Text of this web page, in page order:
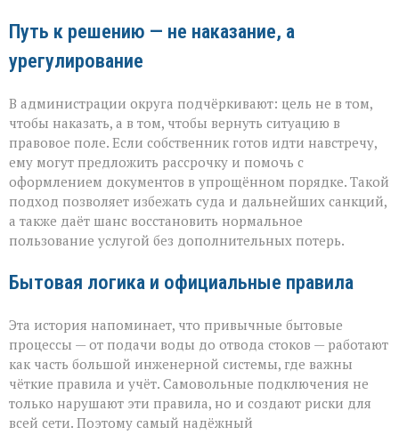
Путь к решению — не наказание, а
урегулирование
В администрации округа подчёркивают: цель не в том,
чтобы наказать, а в том, чтобы вернуть ситуацию в
правовое поле. Если собственник готов идти навстречу,
ему могут предложить рассрочку и помочь с
оформлением документов в упрощённом порядке. Такой
подход позволяет избежать суда и дальнейших санкций,
а также даёт шанс восстановить нормальное
пользование услугой без дополнительных потерь.
Бытовая логика и официальные правила
Эта история напоминает, что привычные бытовые
процессы — от подачи воды до отвода стоков — работают
как часть большой инженерной системы, где важны
чёткие правила и учёт. Самовольные подключения не
только нарушают эти правила, но и создают риски для
всей сети. Поэтому самый надёжный